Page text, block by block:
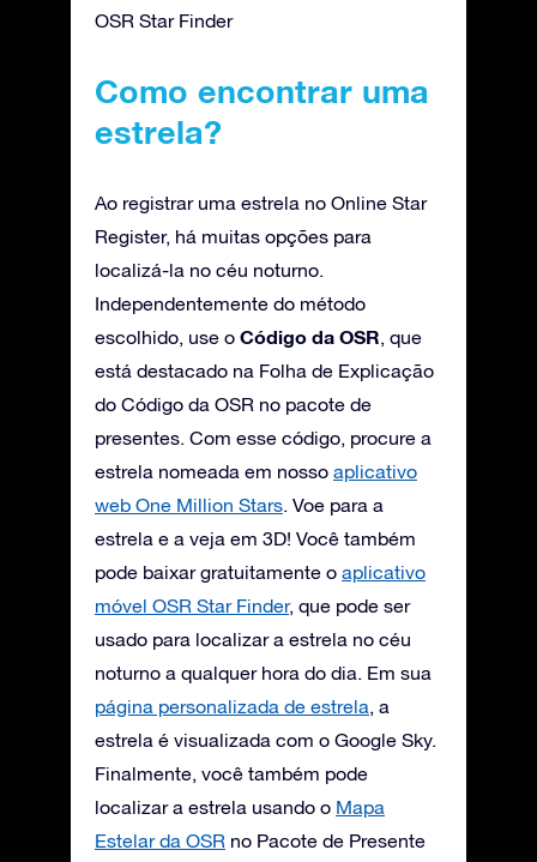
OSR Star Finder
Como encontrar uma
estrela?
Ao registrar uma estrela no Online Star
Register, há muitas opções para
localizá-la no céu noturno.
Independentemente do método
escolhido, use o Código da OSR, que
está destacado na Folha de Explicação
do Código da OSR no pacote de
presentes. Com esse código, procure a
estrela nomeada em nosso aplicativo
web One Million Stars. Voe para a
estrela e a veja em 3D! Você também
pode baixar gratuitamente o aplicativo
móvel OSR Star Finder, que pode ser
usado para localizar a estrela no céu
noturno a qualquer hora do dia. Em sua
página personalizada de estrela, a
estrela é visualizada com o Google Sky.
Finalmente, você também pode
localizar a estrela usando o Mapa
Estelar da OSR no Pacote de Presente